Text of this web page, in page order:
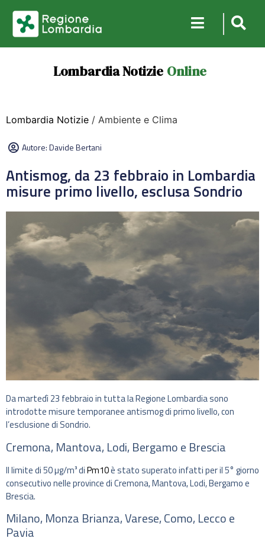
Lombardia Notizie Online
Lombardia Notizie / Ambiente e Clima
Autore:Davide Bertani
Antismog, da 23 febbraio in Lombardia
misure primo livello, esclusa Sondrio
Da martedì 23 febbraio in tutta la Regione Lombardia sono
introdotte misure temporanee antismog di primo livello, con
l’esclusione di Sondrio.
Cremona, Mantova, Lodi, Bergamo e Brescia
Il limite di 50 µg/m³ diPm10è stato superato infatti per il 5° giorno
consecutivo nelle province di Cremona, Mantova, Lodi, Bergamo e
Brescia.
Milano, Monza Brianza, Varese, Como, Lecco e
Pavia